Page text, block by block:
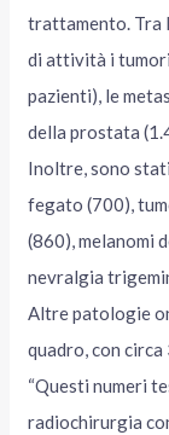
trattamento. Tra
di attività i
pazienti), le
della prostata
Inoltre, sono
fegato (700),
(860), melanomi
nevralgia
Altre patologie
quadro, con
“Questi numeri
radiochirurgia